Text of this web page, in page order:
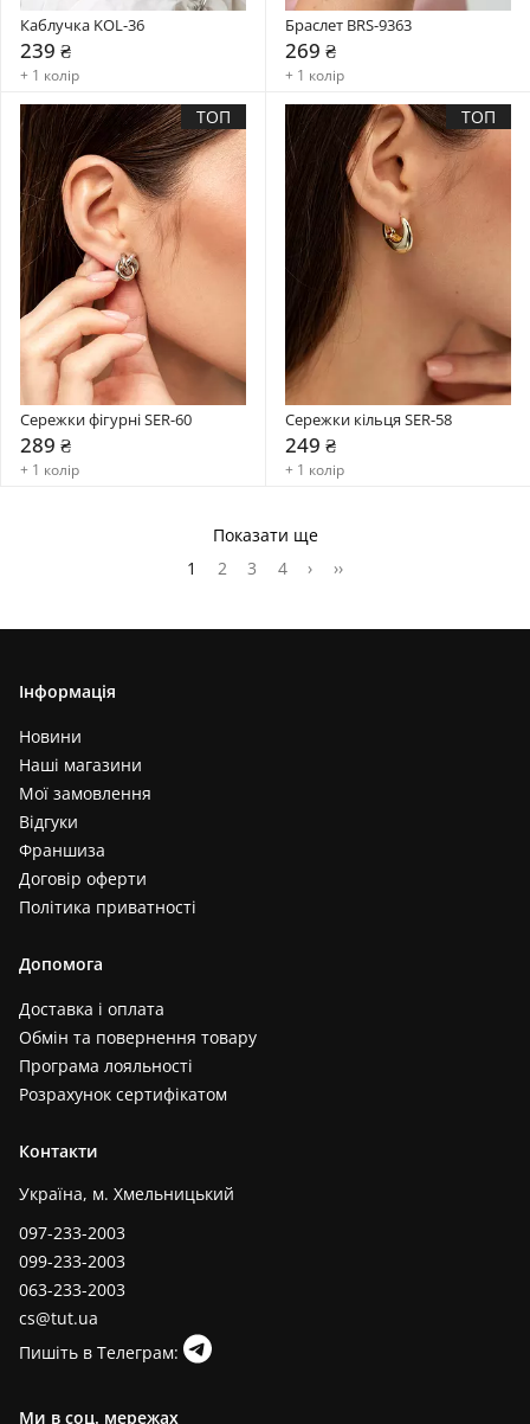
Каблучка KOL-36
239 ₴
+ 1 колір
Браслет BRS-9363
269 ₴
+ 1 колір
ТОП
Сережки фігурні SER-60
289 ₴
+ 1 колір
ТОП
Сережки кільця SER-58
249 ₴
+ 1 колір
Показати ще
1
2 3 4 › ››
Інформація
Новини
Наші магазини
Мої замовлення
Відгуки
Франшиза
Договір оферти
Політика приватності
Допомога
Доставка і оплата
Обмін та повернення товару
Програма лояльності
Розрахунок сертифікатом
Контакти
Україна, м. Хмельницький
097-233-2003
099-233-2003
063-233-2003
cs@tut.ua
Пишіть в Телеграм:
Ми в соц. мережах